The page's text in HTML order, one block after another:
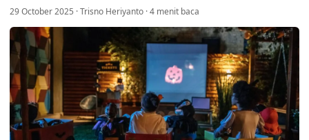
29 October 2025 ·Trisno Heriyanto ·4 menit baca